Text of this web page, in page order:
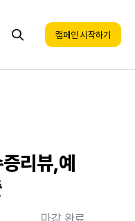
캠페인 시작하기
리뷰,예
마감 완료